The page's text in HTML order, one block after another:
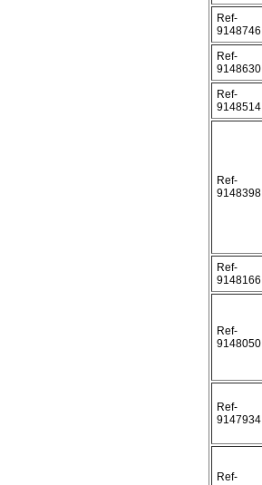
Ref-
9148746
Ref-
9148630
Ref-
9148514
Ref-
9148398
Ref-
9148166
Ref-
9148050
Ref-
9147934
Ref-